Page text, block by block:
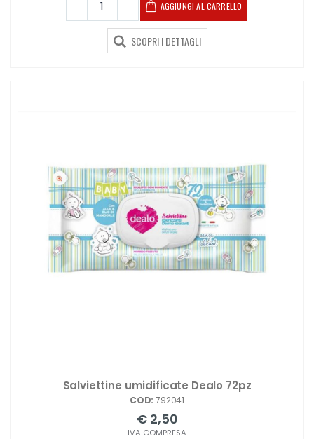
AGGIUNGI AL CARRELLO
SCOPRI I DETTAGLI
Salviettine umidificate Dealo 72pz
COD: 792041
€ 2,50
IVA COMPRESA